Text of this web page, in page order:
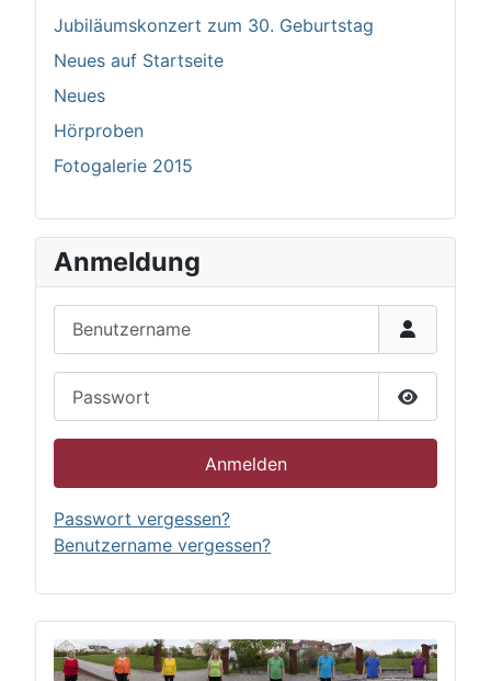
Jubiläumskonzert zum 30. Geburtstag
Neues auf Startseite
Neues
Hörproben
Fotogalerie 2015
Anmeldung
Passwort
Anmelden
Passwort vergessen?
Benutzername vergessen?